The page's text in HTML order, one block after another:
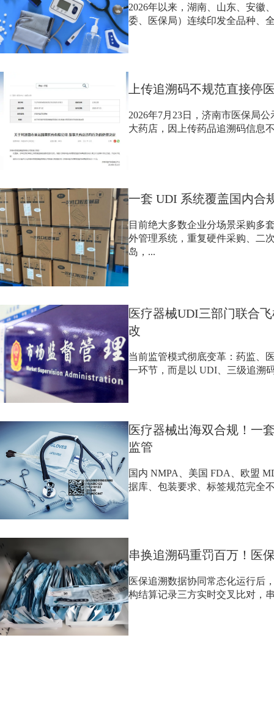
2026年以来，湖南、山东、安徽
委、医保局）连续印发全品种、
上传追溯码不规范直接停
2026年7月23日，济南市医保局
大药店，因‌上传药品追溯码信息
一套 UDI 系统覆盖国内合
目前绝大多数企业分场景采购多
外管理系统，重复硬件采购、二
岛，...
医疗器械UDI三部门联合
改
当前监管模式彻底变革：药监、
一环节，而是以 UDI、三级追溯
医疗器械出海双合规！一
监管
国内 NMPA、美国 FDA、欧盟
据库、包装要求、标签规范完全
串换追溯码重罚百万！医
医保追溯数据协同常态化运行后
构结算记录三方实时交叉比对，